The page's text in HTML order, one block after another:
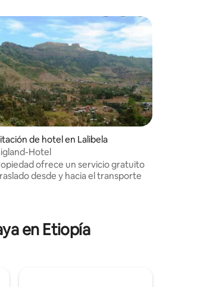
4.67 de 5, 3 reseñas
de hotel en Lalibela
Hotel
ofrece un servicio gratuito
de traslado desde y hacia el transporte
en Etiopía